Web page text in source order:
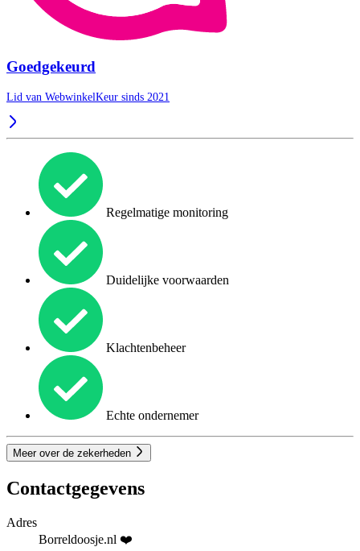
Goedgekeurd
Lid van WebwinkelKeur sinds 2021
Regelmatige monitoring
Duidelijke voorwaarden
Klachtenbeheer
Echte ondernemer
Meer over de zekerheden
Contactgegevens
Adres
Borreldoosje.nl ❤️